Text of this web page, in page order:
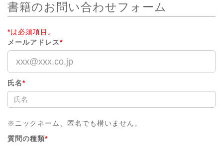
書籍のお問い合わせフォーム
*は必須項目。
メールアドレス*
氏名*
※ニックネーム、匿名でも構いません。
質問の種類*